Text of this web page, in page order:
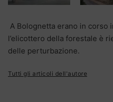
A Bolognetta erano in corso
l’elicottero della forestale è
delle perturbazione.
Tutti gli articoli dell'autore